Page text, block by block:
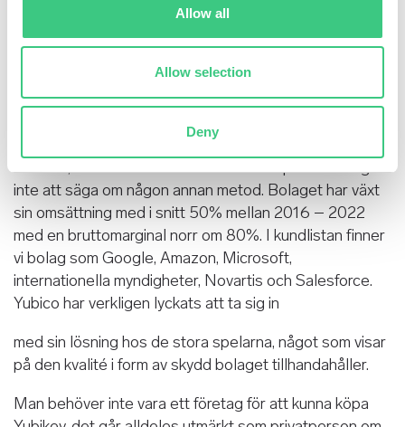
Allow all
Allow selection
Deny
identifieringen. För Yubikey är det tekniken bakom
denna som är intressant, men vi tänker inte ge oss in på
kunderna tala för sig själva.
Ett konto som är kopplat till Yubikey där denne används
som en del i tvåfaktorsverifieringen har aldrig blivit
”hackat”, dvs otillåten åtkomst av annan part. Detta går
inte att säga om någon annan metod. Bolaget har växt
sin omsättning med i snitt 50% mellan 2016 – 2022
med en bruttomarginal norr om 80%. I kundlistan finner
vi bolag som Google, Amazon, Microsoft,
internationella myndigheter, Novartis och Salesforce.
Yubico har verkligen lyckats att ta sig in
med sin lösning hos de stora spelarna, något som visar
på den kvalité i form av skydd bolaget tillhandahåller.
Man behöver inte vara ett företag för att kunna köpa